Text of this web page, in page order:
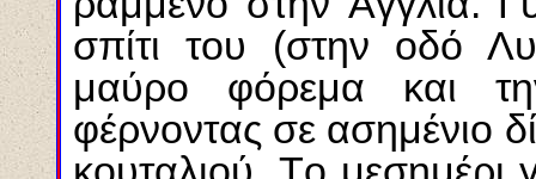
σπίτι του (στην οδό
μαύρο φόρεμα και
φέρνοντας σε ασημένιο